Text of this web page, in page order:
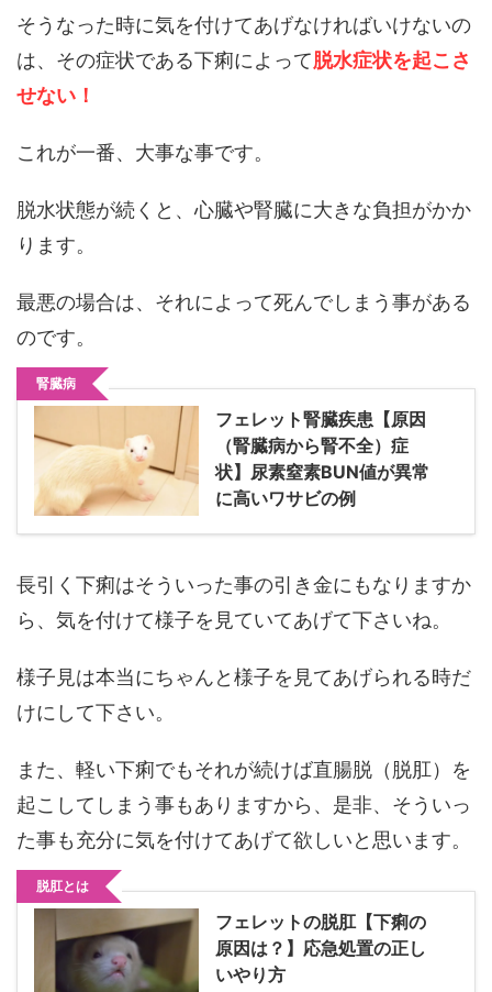
そうなった時に気を付けてあげなければいけないの
は、その症状である下痢によって脱水症状を起こさ
せない！
これが一番、大事な事です。
脱水状態が続くと、心臓や腎臓に大きな負担がかか
ります。
最悪の場合は、それによって死んでしまう事がある
のです。
腎臓病
フェレット腎臓疾患【原因
（腎臓病から腎不全）症
状】尿素窒素BUN値が異常
に高いワサビの例
長引く下痢はそういった事の引き金にもなりますか
ら、気を付けて様子を見ていてあげて下さいね。
様子見は本当にちゃんと様子を見てあげられる時だ
けにして下さい。
また、軽い下痢でもそれが続けば直腸脱（脱肛）を
起こしてしまう事もありますから、是非、そういっ
た事も充分に気を付けてあげて欲しいと思います。
脱肛とは
フェレットの脱肛【下痢の
原因は？】応急処置の正し
いやり方